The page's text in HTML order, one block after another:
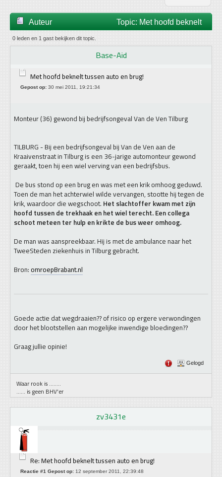
Auteur
Topic: Met hoofd beknelt
tussen auto en brug! (gelezen 8703 keer)
0 leden en 1 gast bekijken dit topic.
Base-Aid
Met hoofd beknelt tussen auto en brug!
Gepost op: 30 mei 2011, 19:21:34
Monteur (36) gewond bij bedrijfsongeval Van de Ven Tilburg
TILBURG - Bij een bedrijfsongeval bij Van de Ven aan de
Kraaivenstraat in Tilburg is een 36-jarige automonteur gewond
geraakt, toen hij een wiel verving van een bedrijfsbus.
De bus stond op een brug en was met een krik omhoog geduwd.
Toen de man het achterwiel wilde vervangen, stootte hij tegen de
krik, waardoor die wegschoot. Het slachtoffer kwam met zijn
hoofd tussen de trekhaak en het wiel terecht. Een collega
schoot meteen ter hulp en krikte de bus weer omhoog.
De man was aanspreekbaar. Hij is met de ambulance naar het
TweeSteden ziekenhuis in Tilburg gebracht.
Bron: omroepBrabant.nl
Goede actie dat wegdraaien?? of risico op ergere verwondingen
door het blootstellen aan mogelijke inwendige bloedingen??
Graag jullie opinie!
Gelogd
Waar rook is ........
...... is geen BHV'er
zv3431e
Re: Met hoofd beknelt tussen auto en brug!
Reactie #1 Gepost op: 12 september 2011, 22:39:48